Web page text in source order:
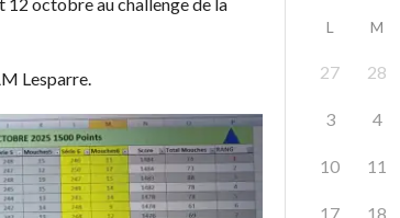
Lesparre.
L M
27 28
3 4
10 11
17 18